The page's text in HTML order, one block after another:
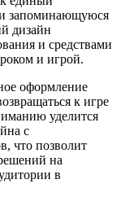
и запоминающуюся
дизайн
и средствами
и игрой.
оформление
к игре
уделится
с
что позволит
на
в